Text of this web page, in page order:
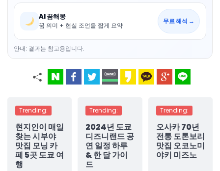
AI 꿈해몽
꿈 의미 + 현실 조언을 짧게 요약
무료 해석 →
안내: 결과는 참고용입니다.
Trending:
현지인이 매일
찾는 시부야
맛집 모닝 카
페 5곳 도쿄 여
행
Trending:
2024년 도쿄
디즈니랜드 공
연 일정 하루
& 한 달 가이
드
Trending:
오사카 70년
전통 도톤보리
맛집 오코노미
야키 미즈노